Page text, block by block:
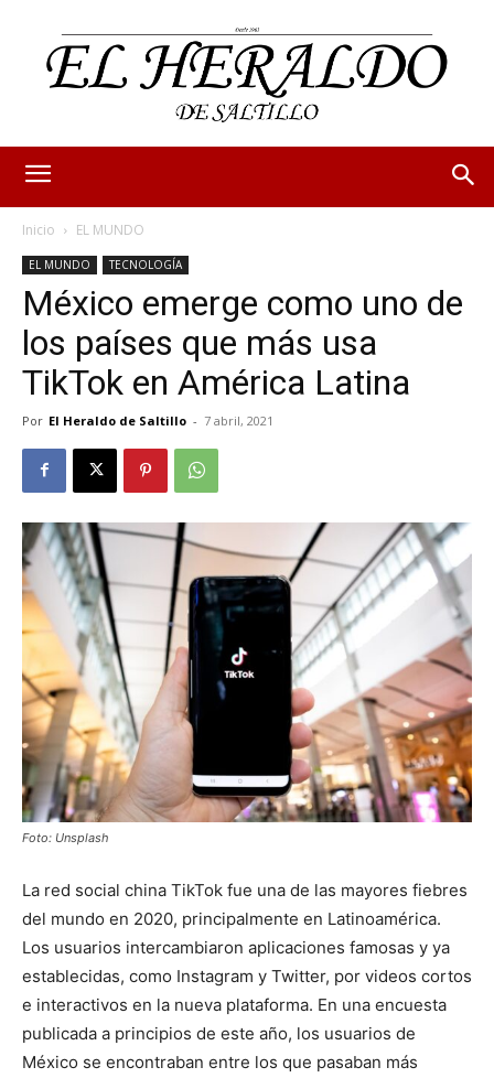
Inicio EL MUNDO
EL MUNDO TECNOLOGÍA
México emerge como uno de
los países que más usa
TikTok en América Latina
Por El Heraldo de Saltillo - 7 abril, 2021
Foto: Unsplash
La red social china TikTok fue una de las mayores fiebres
del mundo en 2020, principalmente en Latinoamérica.
Los usuarios intercambiaron aplicaciones famosas y ya
establecidas, como Instagram y Twitter, por videos cortos
e interactivos en la nueva plataforma. En una encuesta
publicada a principios de este año, los usuarios de
México se encontraban entre los que pasaban más